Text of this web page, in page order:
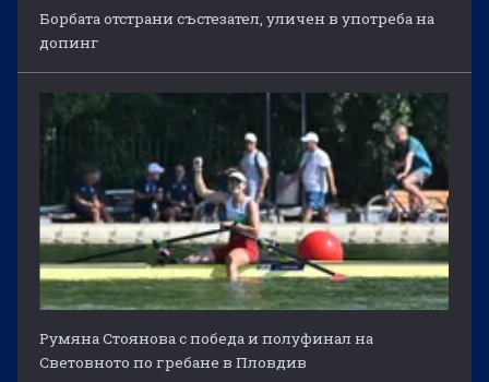
Борбата отстрани състезател, уличен в употреба на
допинг
Румяна Стоянова с победа и полуфинал на
Световното по гребане в Пловдив